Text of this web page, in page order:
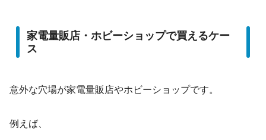
家電量販店・ホビーショップで買えるケー
ス
意外な穴場が家電量販店やホビーショップです。
例えば、